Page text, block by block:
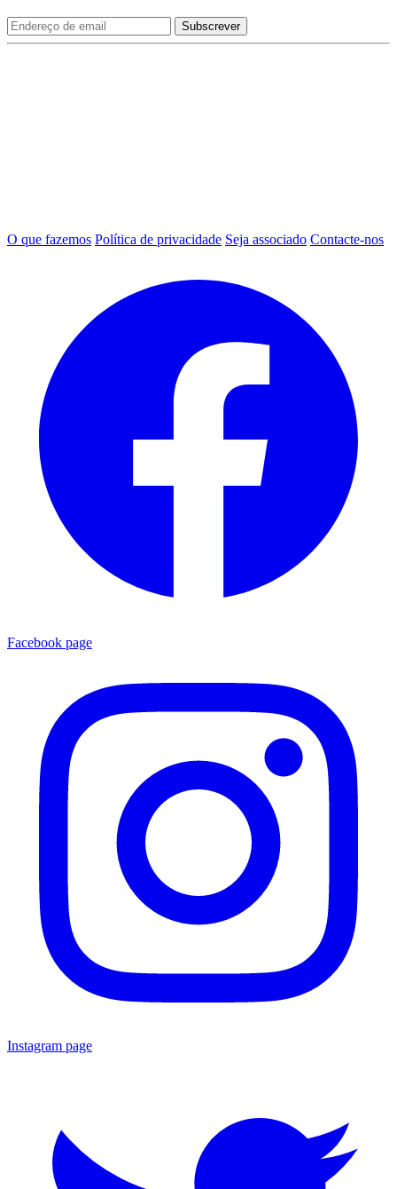
O que fazemos Política de privacidade Seja associado Contacte-nos
Facebook page
Instagram page